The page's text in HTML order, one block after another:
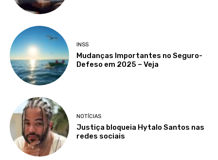
INSS
Mudanças Importantes no Seguro-
Defeso em 2025 – Veja
NOTÍCIAS
Justiça bloqueia Hytalo Santos nas
redes sociais